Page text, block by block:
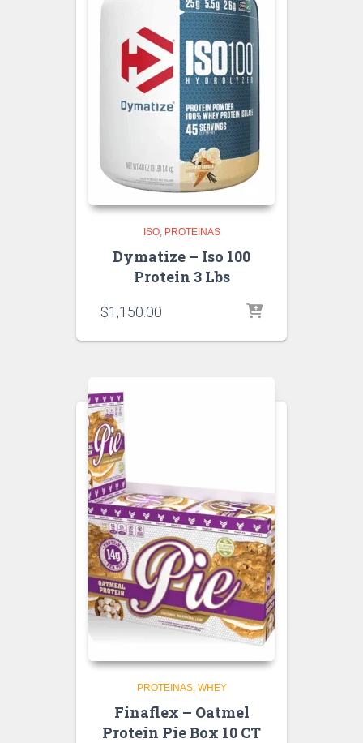
ISO PROTEINAS
Dymatize – Iso 100
Protein 3 Lbs
$1,150.00
PROTEINAS WHEY
Finaflex – Oatmel
Protein Pie Box 10 CT